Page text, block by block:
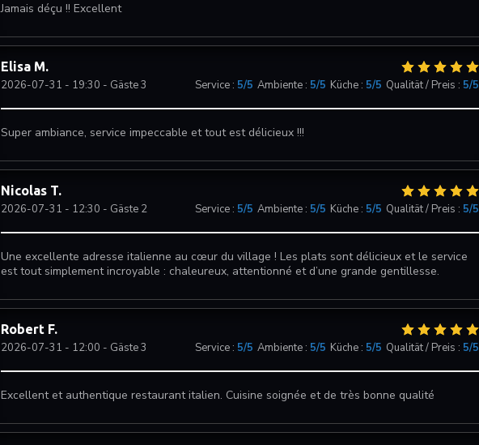
Jamais déçu !! Excellent
Elisa M
2026-07-31 - 19:30 - Gäste 3 Service: 5/5 Ambiente: 5/5 Küche: 5/5 Qualität / Preis : 5/5
Super ambiance, service impeccable et tout est délicieux !!!
Nicolas T
2026-07-31 - 12:30 - Gäste 2 Service: 5/5 Ambiente: 5/5 Küche: 5/5 Qualität / Preis : 5/5
Une excellente adresse italienne au cœur du village ! Les plats sont délicieux et le service
est tout simplement incroyable : chaleureux, attentionné et d’une grande gentillesse.
Robert F
2026-07-31 - 12:00 - Gäste 3 Service: 5/5 Ambiente: 5/5 Küche: 5/5 Qualität / Preis : 5/5
Excellent et authentique restaurant italien. Cuisine soignée et de très bonne qualité